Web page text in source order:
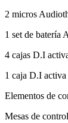
2 micros
1 set de batería
4 cajas D.I
1 caja D.I activa
Elementos de
Mesas de